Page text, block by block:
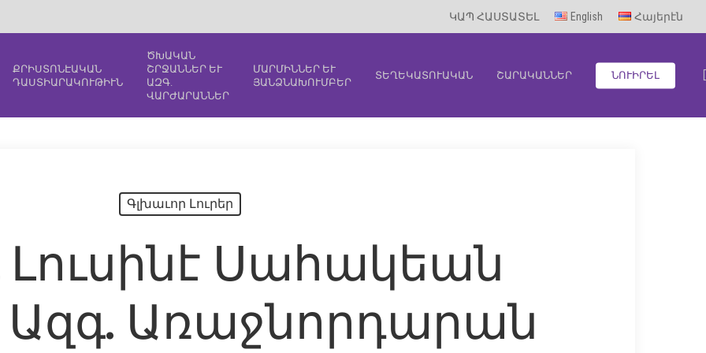
ԿԱՊ ՀԱՍՏԱՏԵԼ English Հայերէն
ՔՐԻՍՏՈՆԷԱԿԱՆ
ԴԱՍՏԻԱՐԱԿՈՒԹԻՒՆ
ԾԽԱԿԱՆ
ՇՐՋԱՆՆԵՐ ԵՒ
ԱԶԳ.
ՎԱՐԺԱՐԱՆՆԵՐ
ՄԱՐՄԻՆՆԵՐ ԵՒ
ՅԱՆՁՆԱԽՈՒՄԲԵՐ
ՏԵՂԵԿԱՏՈՒԱԿԱՆ ՇԱՐԱԿԱՆՆԵՐ ՆՈՒԻՐԵԼ
Գլխաւոր Լուրեր
Սահակեան
Ազգ. Առաջնորդարան